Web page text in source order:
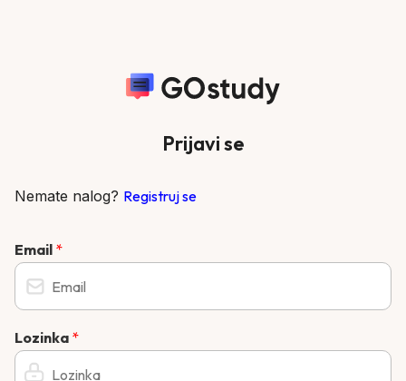
Prijavi se
Nemate nalog? Registruj se
Email *
Lozinka *